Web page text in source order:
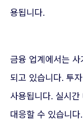
용됩니다.
금융 업계에서는
되고 있습니다. 투
사용됩니다. 실시
대응할 수 있습니다.